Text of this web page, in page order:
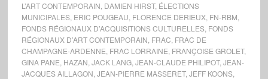
L’ART CONTEMPORAIN DAMIEN HIRST, ÉLECTIONS
MUNICIPALES, ERIC POUGEAU FLORENCE DERIEUX, FN-RBM
FONDS RÉGIONAUX D’ACQUISITIONS CULTURELLES, FONDS
RÉGIONAUX D’ART CONTEMPORAIN FRAC FRAC DE
CHAMPAGNE-ARDENNE FRAC LORRAINE FRANÇOISE GROLET,
GINA PANE HAZAN JACK LANG, JEAN-CLAUDE PHILIPOT, JEAN-
JACQUES AILLAGON JEAN-PIERRE MASSERET, JEFF KOONS,